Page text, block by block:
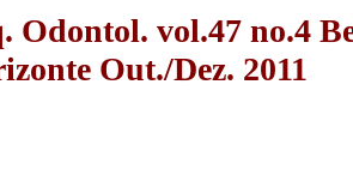
Odontol. vol.47 no.4
Out./Dez. 2011